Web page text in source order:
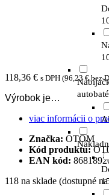
118,36 € s DPH (96,23€bez
Výrobok je…
viac informácii o
Značka: OTOM
Kód produktu:
EAN kód:
118 na sklade (dostupné